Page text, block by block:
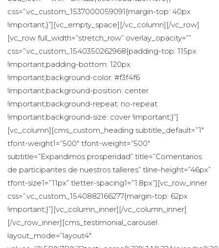
css=”.vc_custom_1537000059091{margin-top: 40px
!important;}”][vc_empty_space][/vc_column][/vc_row]
[vc_row full_width=”stretch_row” overlay_opacity=””
css=”.vc_custom_1540350262968{padding-top: 115px
!important;padding-bottom: 120px
!important;background-color: #f3f4f6
!important;background-position: center
!important;background-repeat: no-repeat
!important;background-size: cover !important;}”]
[vc_column][cms_custom_heading subtitle_default=”1″
tfont-weight1=”500″ tfont-weight=”500″
ubtitle=”Expandimos prosperidad” title=”Comentarios
de participantes de nuestros talleres” tline-height=”46px”
tfont-size1=”11px” tletter-spacing1=”1.8px”][vc_row_inner
css=”.vc_custom_1540882166277{margin-top: 62px
!important;}”][vc_column_inner][/vc_column_inner]
[/vc_row_inner][cms_testimonial_carousel
layout_mode=”layout4″